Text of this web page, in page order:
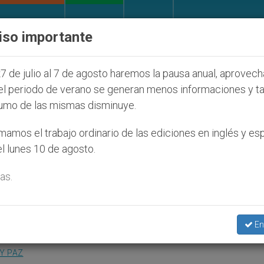
quien les orilla a bendecir parejas del mismo
sida: «¡No os sintáis
la Iglesia
PAZ
importante
de julio al 7 de agosto haremos la pausa anual,
periodo de verano se generan menos informaciones y
de las mismas disminuye.
el trabajo ordinario de las ediciones en inglés y
lunes 10 de agosto.